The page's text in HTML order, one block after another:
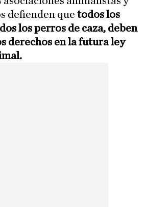
defienden que todos los
los perros de caza, deben
derechos en la futura ley